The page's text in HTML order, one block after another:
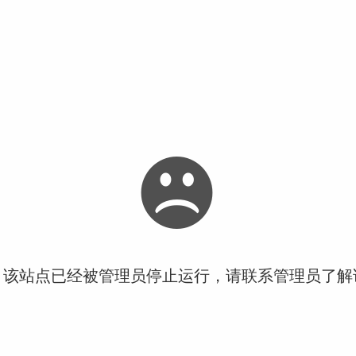
站点已经被管理员停止运行，请联系管理员了